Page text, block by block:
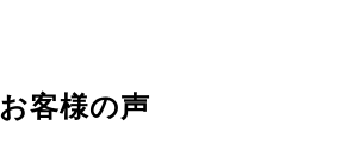
お客様の声